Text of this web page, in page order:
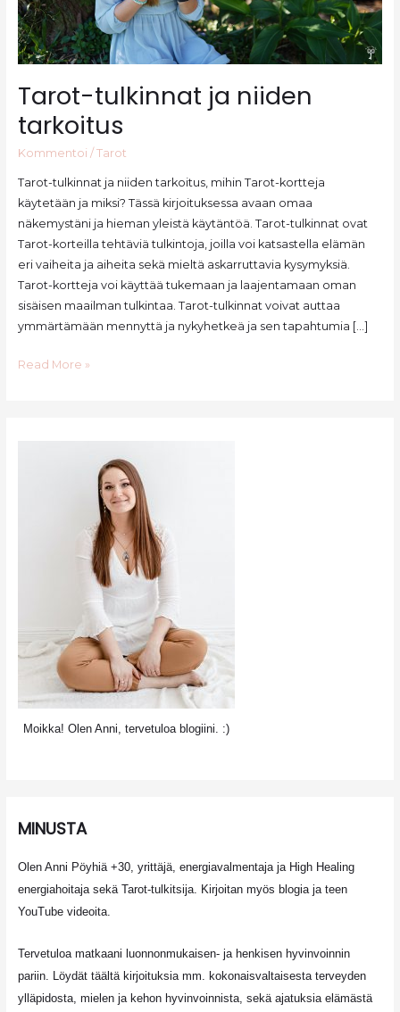
Tarot-tulkinnat ja niiden
tarkoitus
Kommentoi /Tarot
Tarot-tulkinnat ja niiden tarkoitus, mihin Tarot-kortteja
käytetään ja miksi? Tässä kirjoituksessa avaan omaa
näkemystäni ja hieman yleistä käytäntöä. Tarot-tulkinnat ovat
Tarot-korteilla tehtäviä tulkintoja, joilla voi katsastella elämän
eri vaiheita ja aiheita sekä mieltä askarruttavia kysymyksiä.
Tarot-kortteja voi käyttää tukemaan ja laajentamaan oman
sisäisen maailman tulkintaa. Tarot-tulkinnat voivat auttaa
ymmärtämään mennyttä ja nykyhetkeä ja sen tapahtumia […]
Tarot-
Read More »
Moikka! Olen Anni, tervetuloa blogiini. :)
MINUSTA
Olen Anni Pöyhiä +30, yrittäjä, energiavalmentaja ja High Healing
energiahoitaja sekä Tarot-tulkitsija. Kirjoitan myös blogia ja teen
YouTube videoita.
Tervetuloa matkaani luonnonmukaisen- ja henkisen hyvinvoinnin
pariin. Löydät täältä kirjoituksia mm. kokonaisvaltaisesta terveyden
ylläpidosta, mielen ja kehon hyvinvoinnista, sekä ajatuksia elämästä